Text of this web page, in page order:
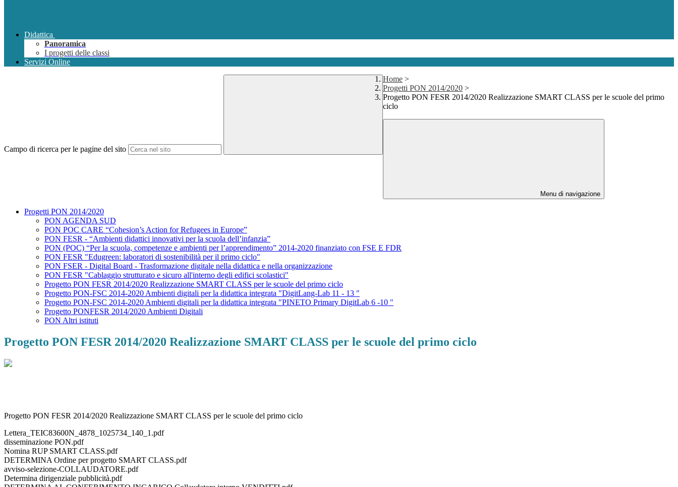
Didattica
Panoramica
I progetti delle classi
Servizi Online
Campo di ricerca per le pagine del sito
Home >
Progetti PON 2014/2020 >
Progetto PON FESR 2014/2020 Realizzazione SMART CLASS per le scuole del primo
ciclo
Menu di navigazione
Progetti PON 2014/2020
PON AGENDA SUD
PON POC CARE “Cohesion’s Action for Refugees in Europe”
PON FESR - “Ambienti didattici innovativi per la scuola dell’infanzia”
PON (POC) “Per la scuola, competenze e ambienti per l’apprendimento” 2014-2020 finanziato con FSE E FDR
PON FESR "Edugreen: laboratori di sostenibilità per il primo ciclo"
PON FSER - Digital Board - Trasformazione digitale nella didattica e nella organizzazione
PON FESR "Cablaggio strutturato e sicuro all'interno degli edifici scolastici"
Progetto PON FESR 2014/2020 Realizzazione SMART CLASS per le scuole del primo ciclo
Progetto PON-FSC 2014-2020 Ambienti digitali per la didattica integrata "DigitLang-Lab 11 - 13 "
Progetto PON-FSC 2014-2020 Ambienti digitali per la didattica integrata "PINETO Primary DigitLab 6 -10 "
Progetto PONFESR 2014/2020 Ambienti Digitali
PON Altri istituti
Progetto PON FESR 2014/2020 Realizzazione SMART CLASS per le scuole del primo ciclo
Progetto PON FESR 2014/2020 Realizzazione SMART CLASS per le scuole del primo ciclo
Lettera_TEIC83600N_4878_1025734_140_1.pdf
disseminazione PON.pdf
Nomina RUP SMART CLASS.pdf
DETERMINA Ordine per progetto SMART CLASS.pdf
avviso-selezione-COLLAUDATORE.pdf
Determina dirigenziale pubblicità.pdf